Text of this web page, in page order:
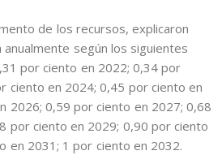
de los recursos, explicaron
según los siguientes
por ciento en 2022; 0,34 por
ciento en 2024; 0,45 por ciento en
2026; 0,59 por ciento en 2027; 0,68
por ciento en 2029; 0,90 por ciento
en 2031; 1 por ciento en 2032.